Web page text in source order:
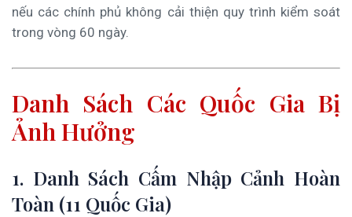
nếu các chính phủ không cải thiện quy trình kiểm soát
trong vòng 60 ngày.
Danh Sách Các Quốc Gia Bị
Ảnh Hưởng
1. Danh Sách Cấm Nhập Cảnh Hoàn
Toàn (11 Quốc Gia)